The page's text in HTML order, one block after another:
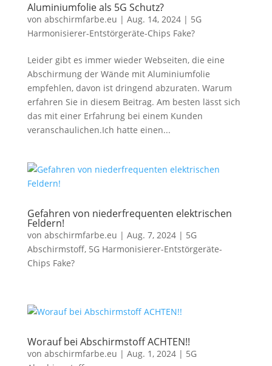
Aluminiumfolie als 5G Schutz?
von abschirmfarbe.eu | Aug. 14, 2024| 5G
Harmonisierer-Entstörgeräte-Chips Fake?
Leider gibt es immer wieder Webseiten, die eine
Abschirmung der Wände mit Aluminiumfolie
empfehlen, davon ist dringend abzuraten. Warum
erfahren Sie in diesem Beitrag. Am besten lässt sich
das mit einer Erfahrung bei einem Kunden
veranschaulichen.Ich hatte einen...
Gefahren von niederfrequenten elektrischen
Feldern!
von abschirmfarbe.eu | Aug. 7, 2024| 5G
Abschirmstoff, 5G Harmonisierer-Entstörgeräte-
Chips Fake?
Worauf bei Abschirmstoff ACHTEN!!
von abschirmfarbe.eu | Aug. 1, 2024| 5G